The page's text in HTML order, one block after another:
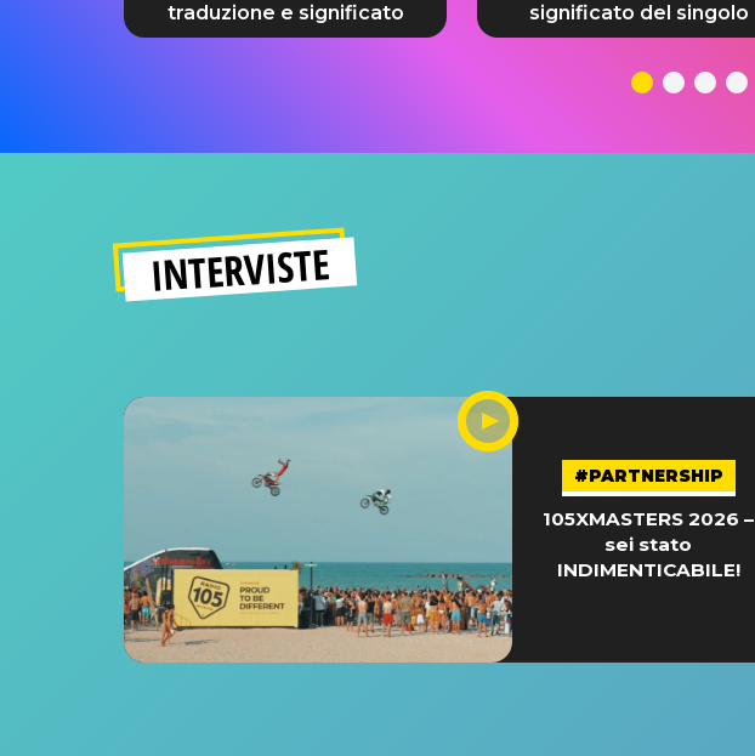
traduzione e significato
significato del singolo
INTERVISTE
#PARTNERSHIP
105XMASTERS 2026 –
sei stato
INDIMENTICABILE!